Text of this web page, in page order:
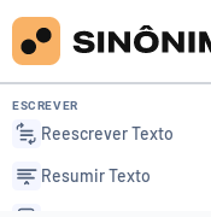
ESCREVER
Reescrever Texto
Resumir Texto